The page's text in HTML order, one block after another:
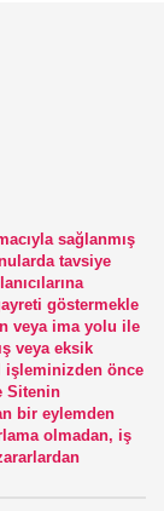
sağlanmış
tavsiye
göstermekle
veya ima yolu ile
veya eksik
işleminizden önce
Sitenin
bir eylemden
olmadan, iş